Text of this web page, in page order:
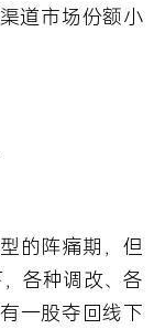
道市场份额小
的阵痛期，但
各种调改、各
一股夺回线下